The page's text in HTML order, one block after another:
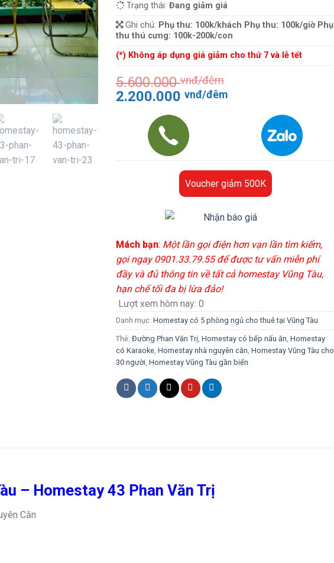
Trạng thái: Đang giảm giá
Ghi chú: Phụ thu: 100k/khách Phụ thu: 100k/giờ Phụ
thu thú cưng: 100k-200k/con
(*) Không áp dụng giá giảm cho thứ 7 và lễ tết
5.600.000vnđ/đêm
Giá
5.600.000 vnđ/
2.200.000 vnđ/đêmGiá
2.200.000 vnđ/
đêm.
Voucher giảm 500K
Mách bạn: Một lần gọi điện hơn vạn lần tìm kiếm,
gọi ngay 0901.33.79.55 để được tư vấn miễn phí
đầy và đủ thông tin về tất cả homestay Vũng Tàu,
hạn chế tối đa bị lừa đảo!
Lượt xem hôm nay: 0
Danh mục: Homestay có 5 phòng ngủ cho thuê tại Vũng Tàu
Thẻ: Đường Phan Văn Trị, Homestay có bếp nấu ăn Homestay
có Karaoke, Homestay nhà nguyên căn Homestay Vũng Tàu cho
30 người Homestay Vũng Tàu gần biển
– Homestay 43 Phan Văn Trị
Căn